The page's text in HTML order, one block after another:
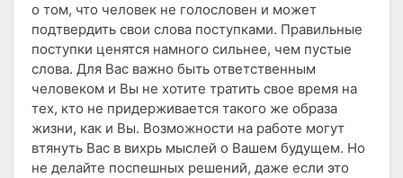
о том, что человек не голословен и может
подтвердить свои слова поступками. Правильные
поступки ценятся намного сильнее, чем пустые
слова. Для Вас важно быть ответственным
человеком и Вы не хотите тратить свое время на
тех, кто не придерживается такого же образа
жизни, как и Вы. Возможности на работе могут
втянуть Вас в вихрь мыслей о Вашем будущем. Но
не делайте поспешных решений, даже если это